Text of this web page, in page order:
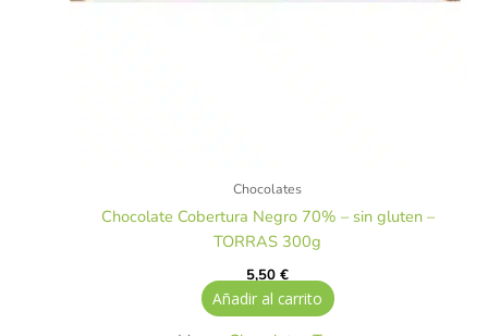
Chocolates
Chocolate Cobertura Negro 70% – sin gluten –
TORRAS 300g
5,50€
Añadir al carrito